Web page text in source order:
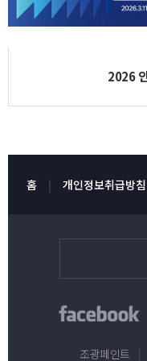
2026
홈 개인정보취급방침
조광페인트 |